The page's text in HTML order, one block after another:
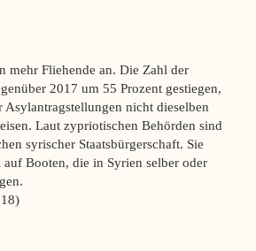
mehr Fliehende an. Die Zahl der
2017 um 55 Prozent gestiegen,
Asylantragstellungen nicht dieselben
Laut zypriotischen Behörden sind
syrischer Staatsbürgerschaft. Sie
Booten, die in Syrien selber oder